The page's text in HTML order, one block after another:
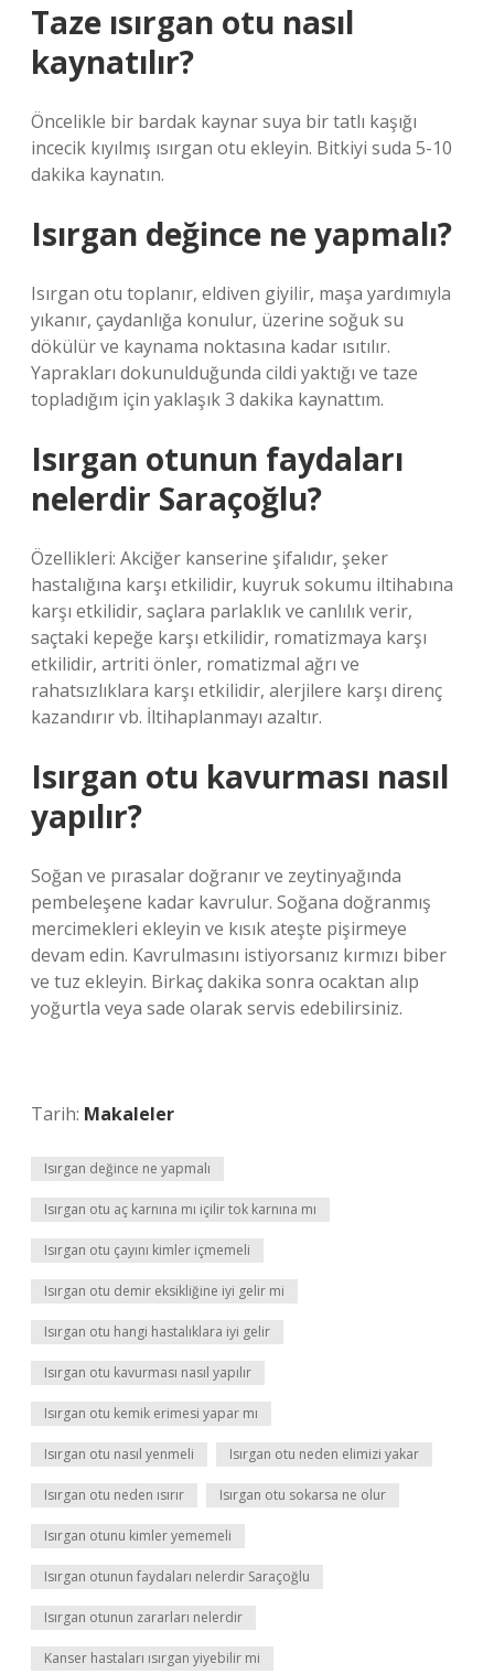
Taze ısırgan otu nasıl
kaynatılır?
Öncelikle bir bardak kaynar suya bir tatlı kaşığı
incecik kıyılmış ısırgan otu ekleyin. Bitkiyi suda 5-10
dakika kaynatın.
Isırgan değince ne yapmalı?
Isırgan otu toplanır, eldiven giyilir, maşa yardımıyla
yıkanır, çaydanlığa konulur, üzerine soğuk su
dökülür ve kaynama noktasına kadar ısıtılır.
Yaprakları dokunulduğunda cildi yaktığı ve taze
topladığım için yaklaşık 3 dakika kaynattım.
Isırgan otunun faydaları
nelerdir Saraçoğlu?
Özellikleri: Akciğer kanserine şifalıdır, şeker
hastalığına karşı etkilidir, kuyruk sokumu iltihabına
karşı etkilidir, saçlara parlaklık ve canlılık verir,
saçtaki kepeğe karşı etkilidir, romatizmaya karşı
etkilidir, artriti önler, romatizmal ağrı ve
rahatsızlıklara karşı etkilidir, alerjilere karşı direnç
kazandırır vb. İltihaplanmayı azaltır.
Isırgan otu kavurması nasıl
yapılır?
Soğan ve pırasalar doğranır ve zeytinyağında
pembeleşene kadar kavrulur. Soğana doğranmış
mercimekleri ekleyin ve kısık ateşte pişirmeye
devam edin. Kavrulmasını istiyorsanız kırmızı biber
ve tuz ekleyin. Birkaç dakika sonra ocaktan alıp
yoğurtla veya sade olarak servis edebilirsiniz.
Tarih: Makaleler
Isırgan değince ne yapmalı
Isırgan otu aç karnına mı içilir tok karnına mı
Isırgan otu çayını kimler içmemeli
Isırgan otu demir eksikliğine iyi gelir mi
Isırgan otu hangi hastalıklara iyi gelir
Isırgan otu kavurması nasıl yapılır
Isırgan otu kemik erimesi yapar mı
Isırgan otu nasıl yenmeli Isırgan otu neden elimizi yakar
Isırgan otu neden ısırır Isırgan otu sokarsa ne olur
Isırgan otunu kimler yememeli
Isırgan otunun faydaları nelerdir Saraçoğlu
Isırgan otunun zararları nelerdir
Kanser hastaları ısırgan yiyebilir mi